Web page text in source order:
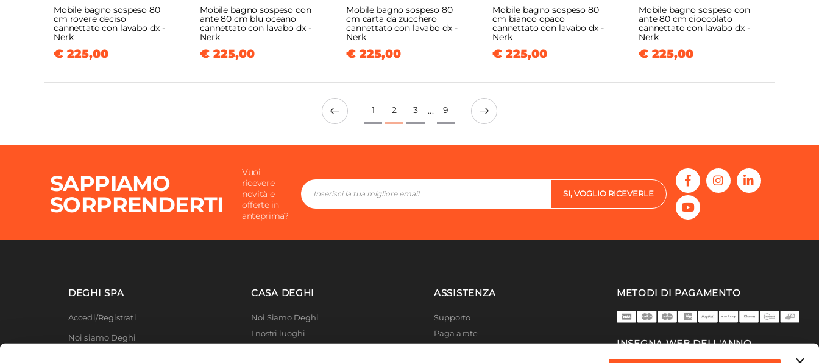
Mobile bagno sospeso 80
cm rovere deciso
cannettato con lavabo dx -
Nerk
€ 225,00
Mobile bagno sospeso con
ante 80 cm blu oceano
cannettato con lavabo dx -
Nerk
€ 225,00
Mobile bagno sospeso 80
cm carta da zucchero
cannettato con lavabo dx -
Nerk
€ 225,00
Mobile bagno sospeso 80
cm bianco opaco
cannettato con lavabo dx -
Nerk
€ 225,00
Mobile bagno sospeso con
ante 80 cm cioccolato
cannettato con lavabo dx -
Nerk
€ 225,00
1 2 3 ... 9
SAPPIAMO
SORPRENDERTI
Vuoi
ricevere
novità e
offerte in
anteprima?
SI, VOGLIO RICEVERLE
DEGHI SPA
Accedi/Registrati
Noi siamo Deghi
CASA DEGHI
Noi Siamo Deghi
I nostri luoghi
ASSISTENZA
Supporto
Paga a rate
METODI DI PAGAMENTO
INSEGNA WEB DELL'ANNO